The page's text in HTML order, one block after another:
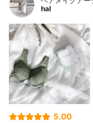
hal
5.00